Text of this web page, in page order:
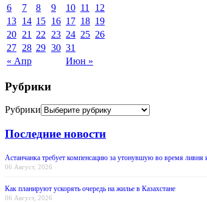
« Апр Июн »
6
7 8 9 10 11
12
13 14 15 16 17 18 19
20 21 22 23 24 25 26
27 28 29 30 31
Рубрики
Рубрики
Последние новости
Астанчанка требует компенсацию за утонувшую во время ливня
06 Август, 2026
Как планируют ускорять очередь на жилье в Казахстане
06 Август, 2026